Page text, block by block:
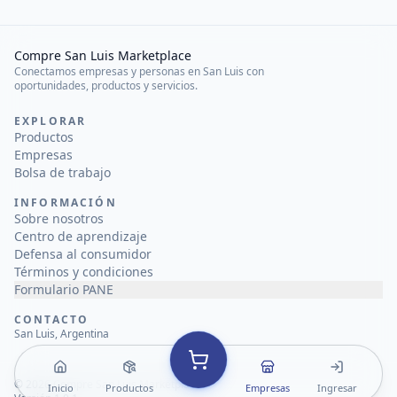
Inicio Productos Empresas Ingresar
Compre San Luis Marketplace
Conectamos empresas y personas en San Luis con
oportunidades, productos y servicios.
EXPLORAR
Productos
Empresas
Bolsa de trabajo
INFORMACIÓN
Sobre nosotros
Centro de aprendizaje
Defensa al consumidor
Términos y condiciones
Formulario PANE
CONTACTO
San Luis, Argentina
© 2026Compre San Luis Marketplace